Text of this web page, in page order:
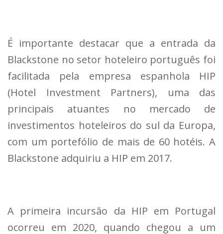
É importante destacar que a entrada da
Blackstone no setor hoteleiro português foi
facilitada pela empresa espanhola HIP
(Hotel Investment Partners), uma das
principais atuantes no mercado de
investimentos hoteleiros do sul da Europa,
com um portefólio de mais de 60 hotéis. A
Blackstone adquiriu a HIP em 2017.
A primeira incursão da HIP em Portugal
ocorreu em 2020, quando chegou a um